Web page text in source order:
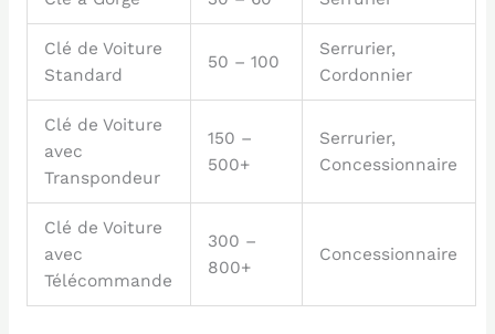
Clé de Voiture
Standard
50 – 100
Serrurier,
Cordonnier
Clé de Voiture
avec
Transpondeur
150 –
500+
Serrurier,
Concessionnaire
Clé de Voiture
avec
Télécommande
300 –
800+
Concessionnaire